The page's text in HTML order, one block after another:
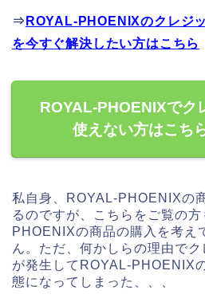
⇒ ROYAL-PHOENIXのクレジ
を今すぐ解決したい方はこちら
ROYAL-PHOENIXでク
使えない方はこち
私自身、ROYAL-PHOENIXの
るのですが、こちらをご覧の
PHOENIXの商品の購入を考え
ん。ただ、何かしらの理由で
が発生してROYAL-PHOENIX
態になってしまった、、、